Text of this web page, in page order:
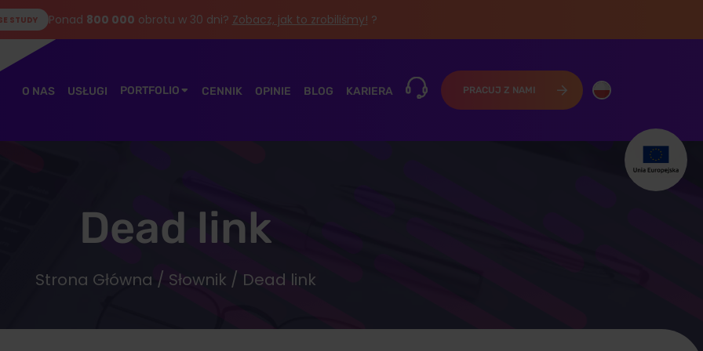
STUDY Ponad 800 000 obrotu w 30 dni? Zobacz, jak to zrobiliśmy! ?
O NAS USŁUGI PORTFOLIO CENNIK OPINIE BLOG KARIERA PRACUJ Z NAMI
Dead link
Strona Główna / Słownik / Dead link